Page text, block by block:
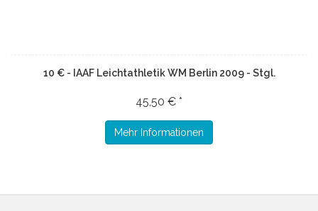
10 € - IAAF Leichtathletik WM Berlin 2009 - Stgl.
45,50 € *
Mehr Informationen